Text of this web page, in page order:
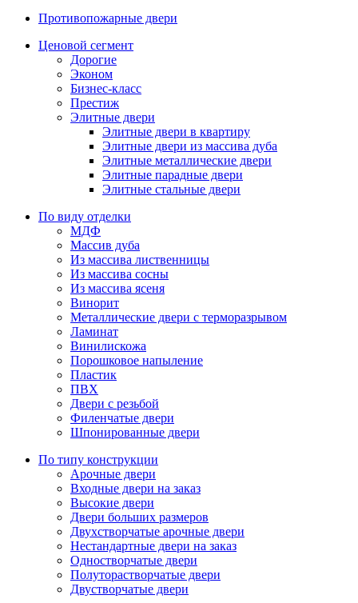
Противопожарные двери
Ценовой сегмент
Дорогие
Эконом
Бизнес-класс
Престиж
Элитные двери
Элитные двери в квартиру
Элитные двери из массива дуба
Элитные металлические двери
Элитные парадные двери
Элитные стальные двери
По виду отделки
МДФ
Массив дуба
Из массива лиственницы
Из массива сосны
Из массива ясеня
Винорит
Металлические двери с терморазрывом
Ламинат
Винилискожа
Порошковое напыление
Пластик
ПВХ
Двери с резьбой
Филенчатые двери
Шпонированные двери
По типу конструкции
Арочные двери
Входные двери на заказ
Высокие двери
Двери больших размеров
Двухстворчатые арочные двери
Нестандартные двери на заказ
Одностворчатые двери
Полуторастворчатые двери
Двустворчатые двери